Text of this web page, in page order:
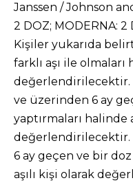
Janssen / Johnson
2 DOZ; MODERNA: 2
Kişiler yukarıda
farklı aşı ile olmaları
değerlendirilecektir.
ve üzerinden 6 ay
yaptırmaları halinde
değerlendirilecektir.
6 ay geçen ve bir doz
aşılı kişi olarak